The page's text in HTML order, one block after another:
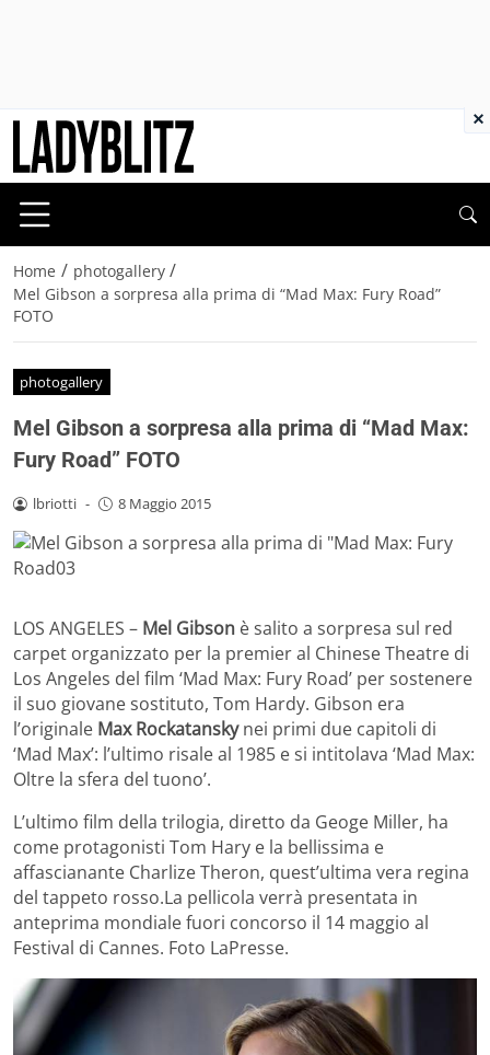
Home / photogallery /
Mel Gibson a sorpresa alla prima di “Mad Max: Fury Road”
FOTO
photogallery
Mel Gibson a sorpresa alla prima di “Mad Max:
Fury Road” FOTO
lbriotti - 8 Maggio 2015
LOS ANGELES – Mel Gibson è salito a sorpresa sul red
carpet organizzato per la premier al Chinese Theatre di
Los Angeles del film ‘Mad Max: Fury Road’ per sostenere
il suo giovane sostituto, Tom Hardy. Gibson era
l’originale Max Rockatanskynei primi due capitoli di
‘Mad Max’: l’ultimo risale al 1985 e si intitolava ‘Mad Max:
Oltre la sfera del tuono’.
L’ultimo film della trilogia, diretto da Geoge Miller, ha
come protagonisti Tom Hary e la bellissima e
affascianante Charlize Theron, quest’ultima vera regina
del tappeto rosso.La pellicola verrà presentata in
anteprima mondiale fuori concorso il 14 maggio al
Festival di Cannes. Foto LaPresse.
×